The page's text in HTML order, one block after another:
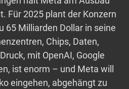
Für 2025 plant der Konzern
65 Milliarden Dollar in seine
Chips, Daten,
mit OpenAI, Google
ist enorm – und Meta will
eingehen, abgehängt zu